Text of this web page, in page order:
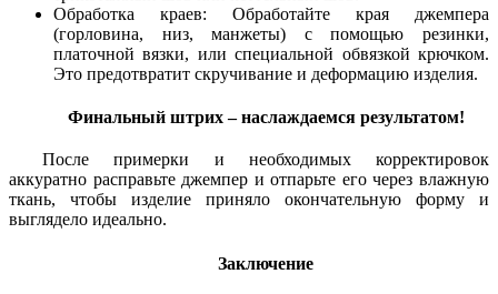
Обработка краев: Обработайте края джемпера
(горловина, низ, манжеты) с помощью резинки,
платочной вязки, или специальной обвязкой крючком.
Это предотвратит скручивание и деформацию изделия.
Финальный штрих – наслаждаемся результатом!
После примерки и необходимых корректировок
аккуратно расправьте джемпер и отпарьте его через влажную
ткань, чтобы изделие приняло окончательную форму и
выглядело идеально.
Заключение